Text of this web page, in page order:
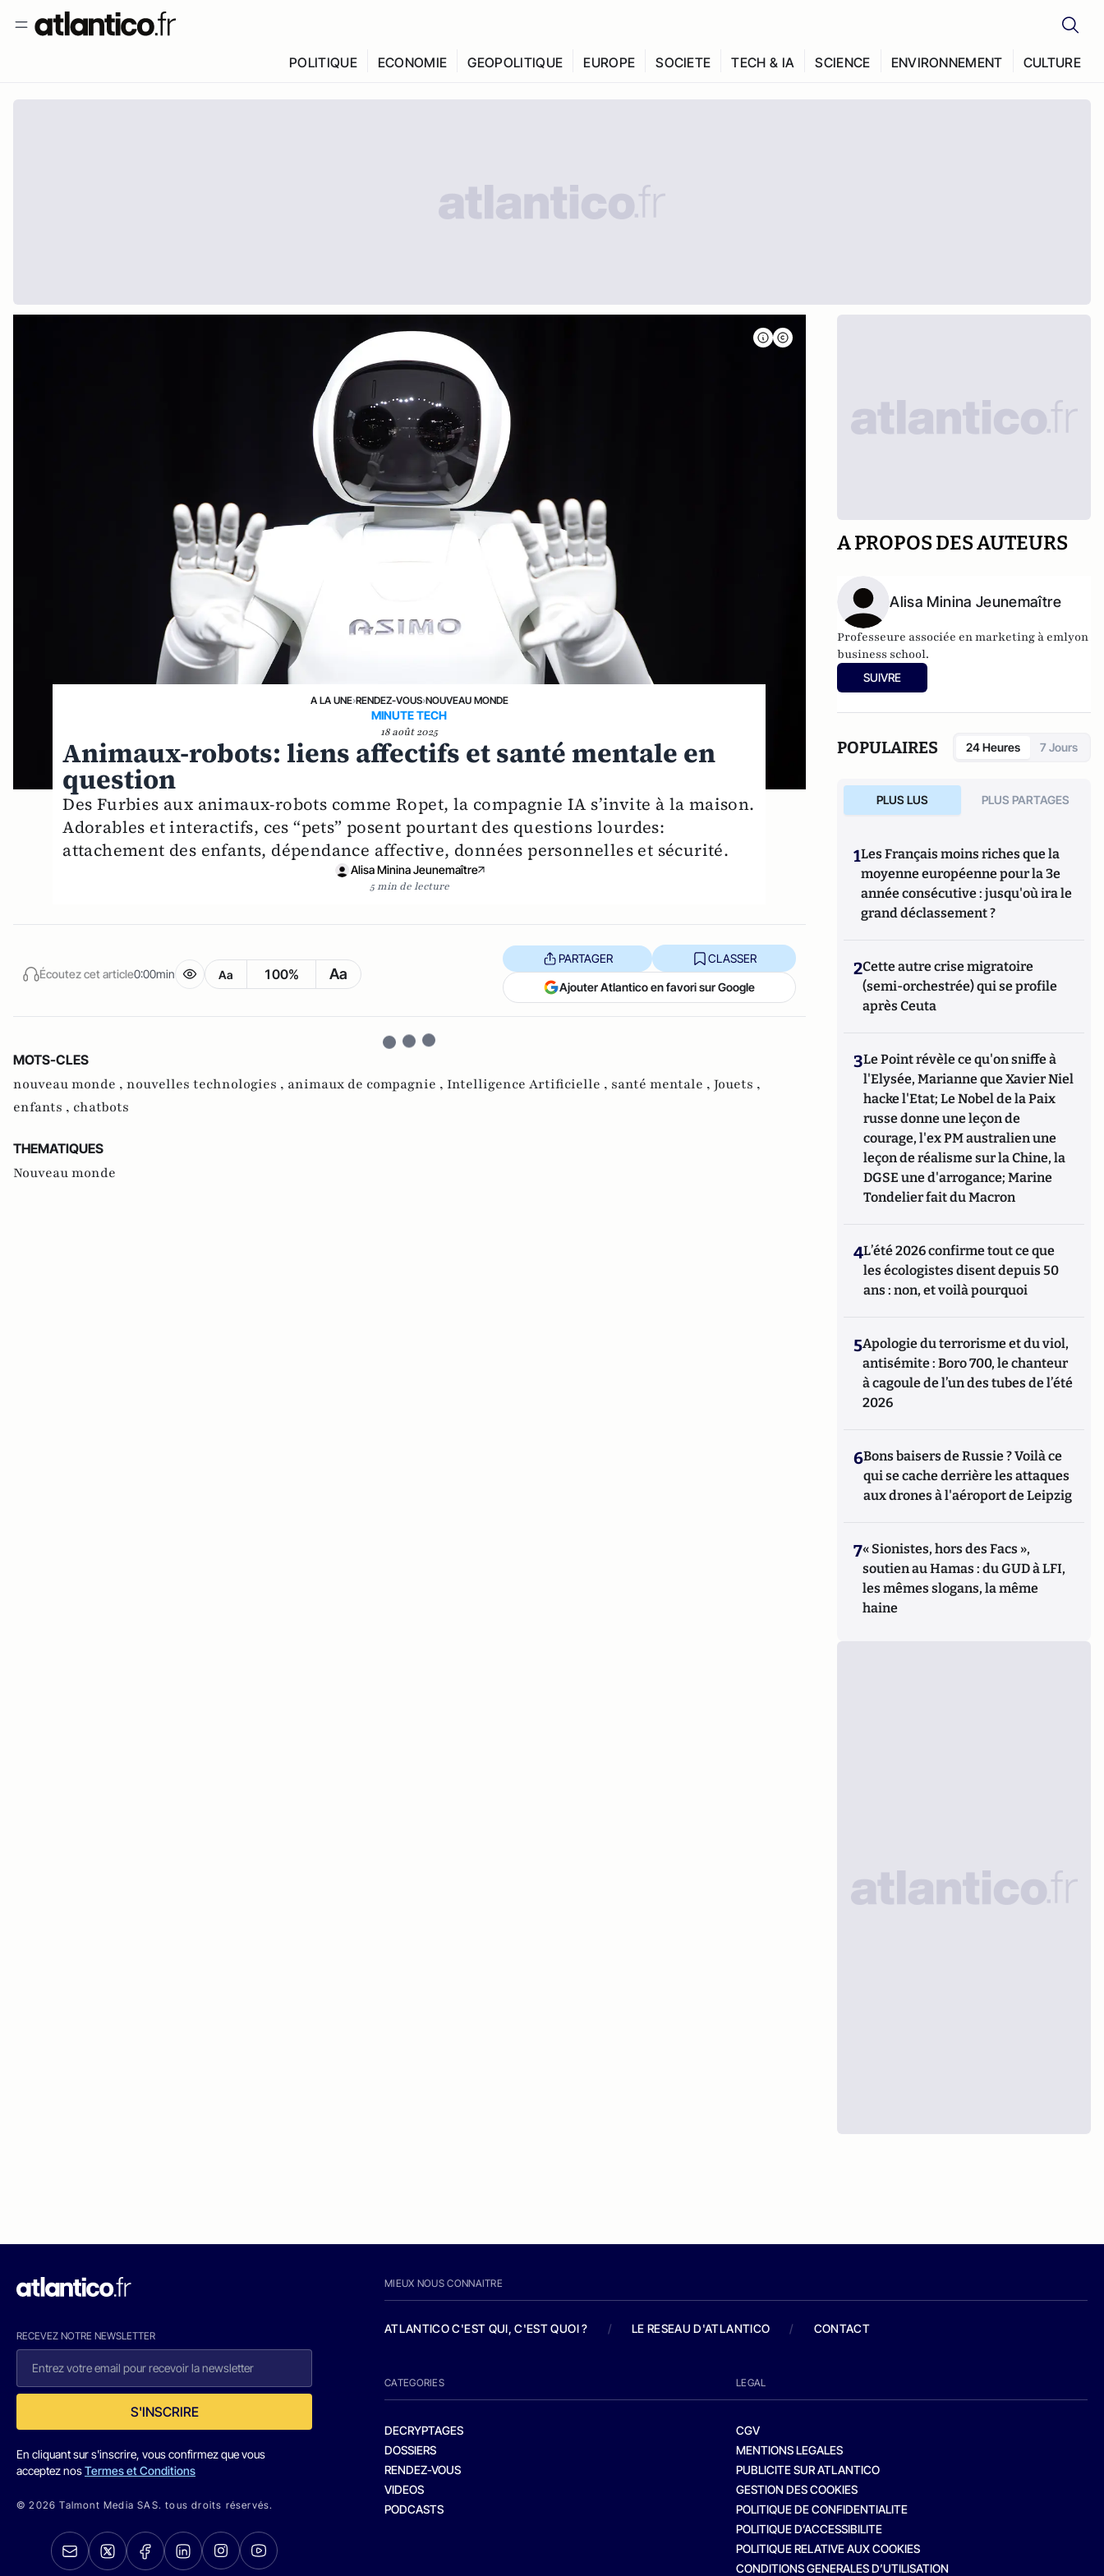
POLITIQUE ECONOMIE GEOPOLITIQUE EUROPE SOCIETE TECH & IA SCIENCE ENVIRONNEMENT CULTURE
A LA UNE›RENDEZ-VOUS›NOUVEAU MONDE
MINUTE TECH
18 août 2025
Animaux-robots: liens affectifs et santé mentale en
question
Des Furbies aux animaux-robots comme Ropet, la compagnie IA s’invite à la maison.
Adorables et interactifs, ces “pets” posent pourtant des questions lourdes:
attachement des enfants, dépendance affective, données personnelles et sécurité.
Alisa Minina Jeunemaître
5 min de lecture
Écoutez cet article0:00min Aa 100% Aa
PARTAGER CLASSER
Ajouter Atlantico en favori sur Google
MOTS-CLES
nouveau monde , nouvelles technologies , animaux de compagnie , Intelligence Artificielle , santé mentale , Jouets ,
enfants , chatbots
THEMATIQUES
Nouveau monde
A PROPOS DES AUTEURS
Alisa Minina Jeunemaître
Professeure associée en marketing à emlyon
business school.
SUIVRE
POPULAIRES 24 Heures 7 Jours
PLUS LUS PLUS PARTAGES
1Les Français moins riches que la
moyenne européenne pour la 3e
année consécutive : jusqu'où ira le
grand déclassement ?
2Cette autre crise migratoire
(semi-orchestrée) qui se profile
après Ceuta
3Le Point révèle ce qu'on sniffe à
l'Elysée, Marianne que Xavier Niel
hacke l'Etat; Le Nobel de la Paix
russe donne une leçon de
courage, l'ex PM australien une
leçon de réalisme sur la Chine, la
DGSE une d'arrogance; Marine
Tondelier fait du Macron
4L’été 2026 confirme tout ce que
les écologistes disent depuis 50
ans : non, et voilà pourquoi
5Apologie du terrorisme et du viol,
antisémite : Boro 700, le chanteur
à cagoule de l’un des tubes de l’été
2026
6Bons baisers de Russie ? Voilà ce
qui se cache derrière les attaques
aux drones à l'aéroport de Leipzig
7« Sionistes, hors des Facs »,
soutien au Hamas : du GUD à LFI,
les mêmes slogans, la même
haine
RECEVEZ NOTRE NEWSLETTER
S'INSCRIRE
En cliquant sur s'inscrire, vous confirmez que vous
acceptez nosTermes et Conditions
© 2026 Talmont Media SAS. tous droits réservés.
MIEUX NOUS CONNAITRE
ATLANTICO C'EST QUI, C'EST QUOI ? / LE RESEAU D'ATLANTICO / CONTACT
CATEGORIES
DECRYPTAGES
DOSSIERS
RENDEZ-VOUS
VIDEOS
PODCASTS
LEGAL
CGV
MENTIONS LEGALES
PUBLICITE SUR ATLANTICO
GESTION DES COOKIES
POLITIQUE DE CONFIDENTIALITE
POLITIQUE D’ACCESSIBILITE
POLITIQUE RELATIVE AUX COOKIES
CONDITIONS GENERALES D’UTILISATION